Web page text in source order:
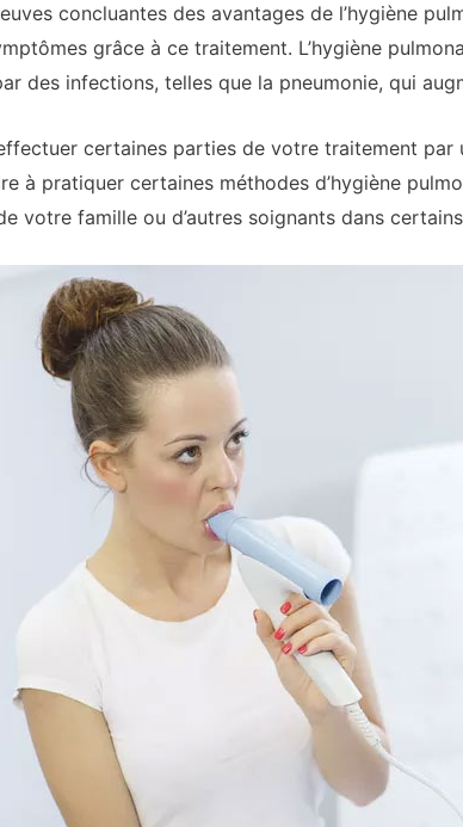
concluantes des avantages de l’hygiène
grâce à ce traitement. L’hygiène
des infections, telles que la pneumonie, qui
certaines parties de votre traitement par
à pratiquer certaines méthodes d’hygiène
votre famille ou d’autres soignants dans